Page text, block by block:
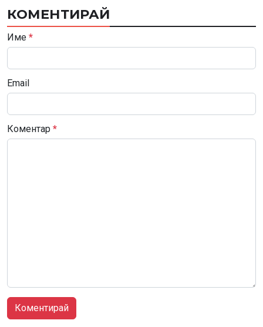
КОМЕНТИРАЙ
Име *
Email
Коментар *